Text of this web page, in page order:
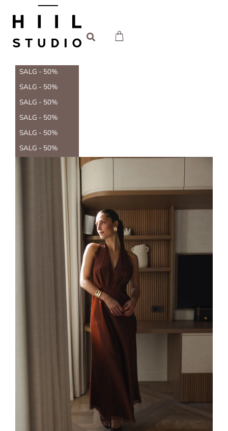
SALG - 50%
SALG - 50%
SALG - 50%
SALG - 50%
SALG - 50%
SALG - 50%